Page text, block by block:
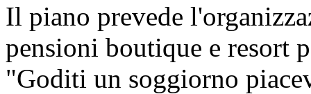
Il piano prevede
pensioni boutique e resort
"Goditi un soggiorno